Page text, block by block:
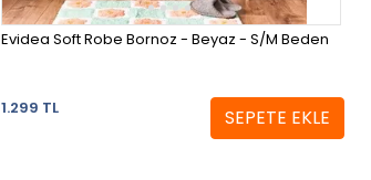
Evidea Soft Robe Bornoz - Beyaz - S/M Beden
1.299 TL SEPETE EKLE